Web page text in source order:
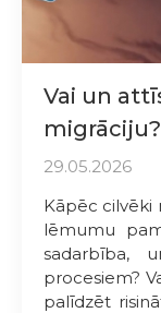
Vai un
29.05.2026
Kāpēc cilvēki
lēmumu
sadarbība,
procesiem?
palīdzēt